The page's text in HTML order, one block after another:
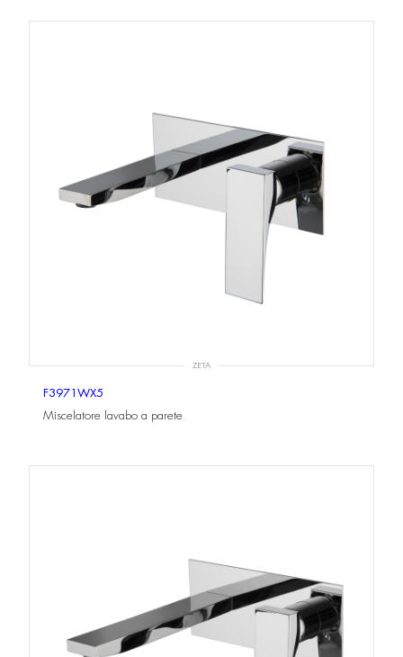
ZETA
F3971WX5
Miscelatore lavabo a parete